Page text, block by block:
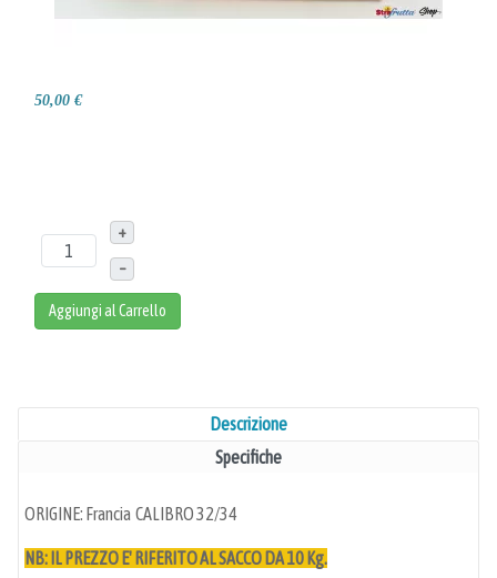
50,00 €
+
–
Aggiungi al Carrello
Descrizione
Specifiche
ORIGINE: Francia CALIBRO 32/34
NB: IL PREZZO E' RIFERITO AL SACCO DA 10 Kg.